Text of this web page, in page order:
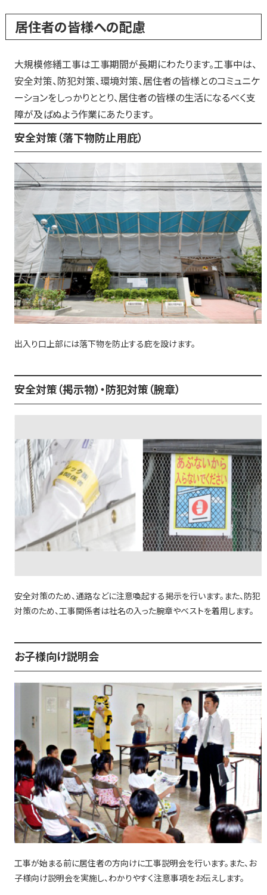
居住者の皆様への配慮
大規模修繕工事は工事期間が長期にわたります。工事中は、
安全対策、防犯対策、環境対策、居住者の皆様とのコミュニケ
ーションをしっかりととり、居住者の皆様の生活になるべく支
障が及ばぬよう作業にあたります。
安全対策（落下物防止用庇）
出入り口上部には落下物を防止する庇を設けます。
安全対策（掲示物）・防犯対策（腕章）
安全対策のため、通路などに注意喚起する掲示を行います。また、防犯
対策のため、工事関係者は社名の入った腕章やベストを着用します。
お子様向け説明会
工事が始まる前に居住者の方向けに工事説明会を行います。また、お
子様向け説明会を実施し、わかりやすく注意事項をお伝えします。